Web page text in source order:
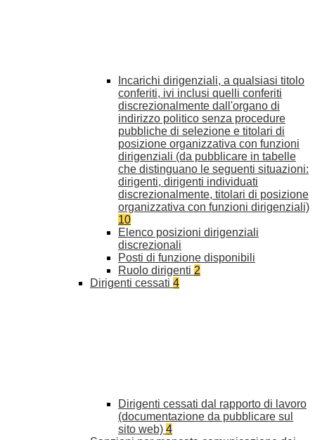
Incarichi dirigenziali, a qualsiasi titolo
conferiti, ivi inclusi quelli conferiti
discrezionalmente dall'organo di
indirizzo politico senza procedure
pubbliche di selezione e titolari di
posizione organizzativa con funzioni
dirigenziali (da pubblicare in tabelle
che distinguano le seguenti situazioni:
dirigenti, dirigenti individuati
discrezionalmente, titolari di posizione
organizzativa con funzioni dirigenziali)
10
Elenco posizioni dirigenziali
discrezionali
Posti di funzione disponibili
Ruolo dirigenti 2
Dirigenti cessati 4
Dirigenti cessati dal rapporto di lavoro
(documentazione da pubblicare sul
sito web) 4